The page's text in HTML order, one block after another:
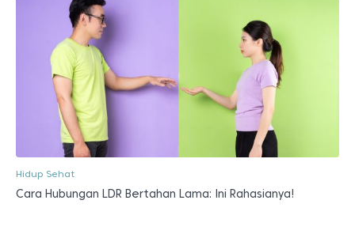
Hidup Sehat
Cara Hubungan LDR Bertahan Lama: Ini Rahasianya!